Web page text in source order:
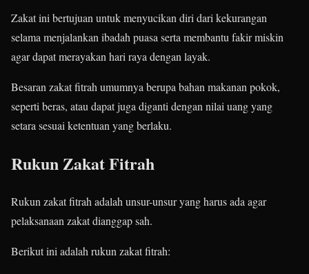
Zakat ini bertujuan untuk menyucikan diri dari kekurangan
selama menjalankan ibadah puasa serta membantu fakir miskin
agar dapat merayakan hari raya dengan layak.
Besaran zakat fitrah umumnya berupa bahan makanan pokok,
seperti beras, atau dapat juga diganti dengan nilai uang yang
setara sesuai ketentuan yang berlaku.
Rukun Zakat Fitrah
Rukun zakat fitrah adalah unsur-unsur yang harus ada agar
pelaksanaan zakat dianggap sah.
Berikut ini adalah rukun zakat fitrah: